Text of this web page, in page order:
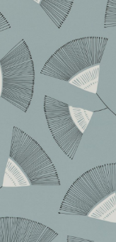
Sitemap
Community
Blog
Forums
Meetups